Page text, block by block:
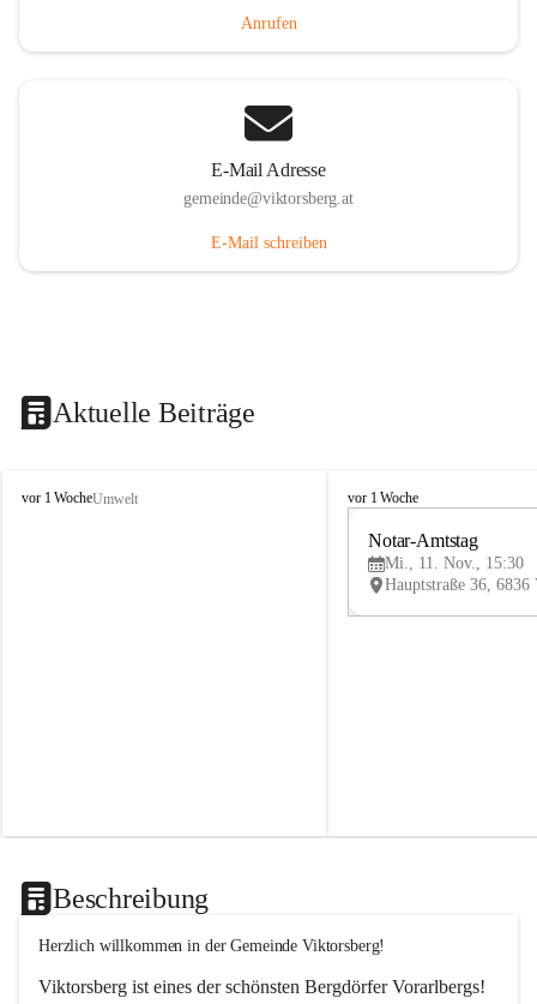
Anrufen
E-Mail Adresse
gemeinde@viktorsberg.at
E-Mail schreiben
Aktuelle Beiträge
V
vor 1 WocheUmwelt
V
vor 1 Woche
Notar-Amtstag
Mi., 11. Nov., 15:30
Beschreibung
Herzlich willkommen in der Gemeinde Viktorsberg!
Viktorsberg ist eines der schönsten Bergdörfer Vorarlbergs!